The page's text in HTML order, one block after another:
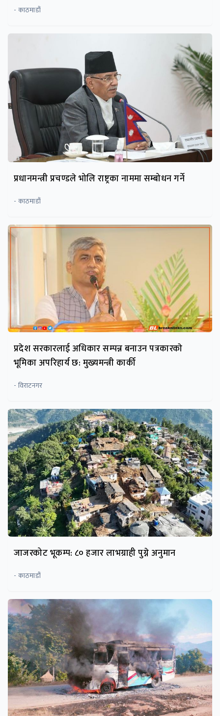
- काठमाडौं
प्रधानमन्त्री प्रचण्डले भोलि राष्ट्रका नाममा सम्बोधन गर्ने
- काठमाडौं
प्रदेश सरकारलाई अधिकार सम्पन्न बनाउन पत्रकारकाे
भूमिका अपरिहार्य छ: मुख्यमन्त्री कार्की
- विराटनगर
जाजरकोट भूकम्प: ८० हजार लाभग्राही पुग्ने अनुमान
- काठमाडौं